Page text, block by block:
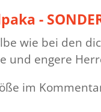
-
wie bei den
und engere
im